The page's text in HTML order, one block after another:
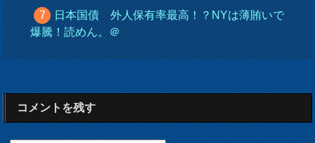
日本国債 外人保有率最高！？NYは薄賄いで
爆騰！読めん。＠
コメントを残す